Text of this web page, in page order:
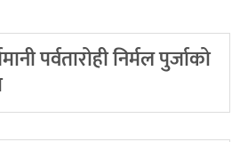
पर्वतारोही निर्मल पुर्जाको